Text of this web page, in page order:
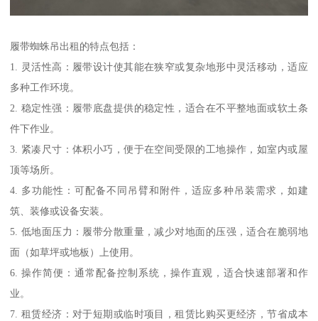
履带蜘蛛吊出租的特点包括：
1. 灵活性高：履带设计使其能在狭窄或复杂地形中灵活移动，适应
多种工作环境。
2. 稳定性强：履带底盘提供的稳定性，适合在不平整地面或软土条
件下作业。
3. 紧凑尺寸：体积小巧，便于在空间受限的工地操作，如室内或屋
顶等场所。
4. 多功能性：可配备不同吊臂和附件，适应多种吊装需求，如建
筑、装修或设备安装。
5. 低地面压力：履带分散重量，减少对地面的压强，适合在脆弱地
面（如草坪或地板）上使用。
6. 操作简便：通常配备控制系统，操作直观，适合快速部署和作
业。
7. 租赁经济：对于短期或临时项目，租赁比购买更经济，节省成本